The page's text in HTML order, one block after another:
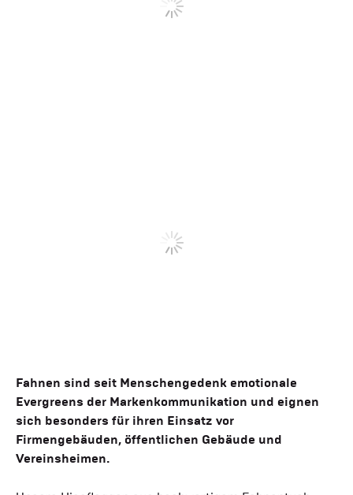
Fahnen sind seit Menschengedenk emotionale
Evergreens der Markenkommunikation und eignen
sich besonders für ihren Einsatz vor
Firmengebäuden, öffentlichen Gebäude und
Vereinsheimen.